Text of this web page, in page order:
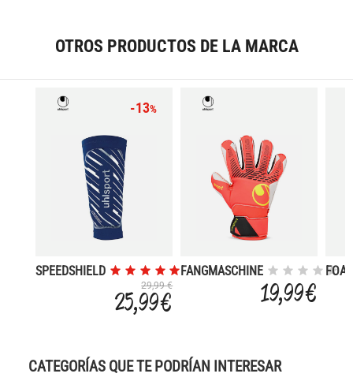
OTROS PRODUCTOS DE LA MARCA
-13%
SPEEDSHIELD
29,99 €
25,99 €
FANGMASCHINE
19,99 €
CATEGORÍAS QUE TE PODRÍAN INTERESAR